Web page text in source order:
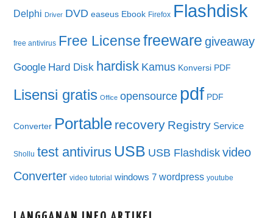
Delphi Driver DVD easeus Ebook Firefox Flashdisk
free antivirus Free License freeware giveaway
Google Hard Disk hardisk Kamus Konversi PDF
Lisensi gratis Office opensource pdf PDF
Converter Portable recovery Registry Service
Shollu test antivirus USB USB Flashdisk video
Converter video tutorial windows 7 wordpress youtube